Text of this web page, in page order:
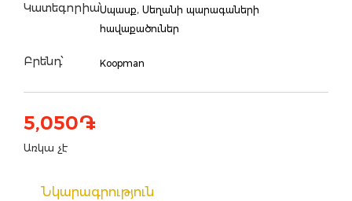
Կատեգորիա՝Սպասք, Սեղանի պարագաների
հավաքածուներ
Բրենդ՝ Koopman
5,050֏
Առկա չէ
Նկարագրություն